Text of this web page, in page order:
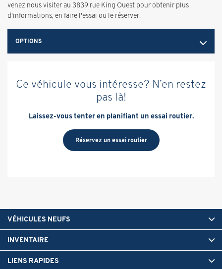
venez nous visiter au 3839 rue King Ouest pour obtenir plus
d'informations, en faire l'essai ou le réserver.
OPTIONS
Ce véhicule vous intéresse? N’en restez
pas là!
Laissez-vous tenter en planifiant un essai routier.
Réservez un essai routier
VÉHICULES NEUFS
INVENTAIRE
LIENS RAPIDES